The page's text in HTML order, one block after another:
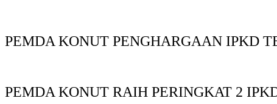
PEMDA KONUT PENGHARGAAN IPKD
PEMDA KONUT RAIH PERINGKAT 2